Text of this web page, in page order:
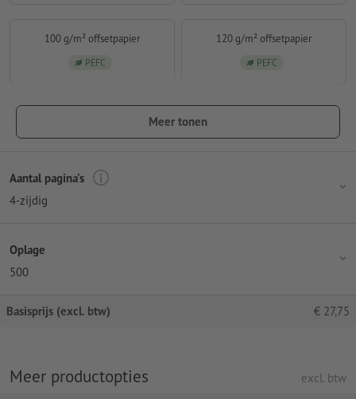
100 g/m² offsetpapier
PEFC
120 g/m² offsetpapier
PEFC
Meer tonen
Aantal pagina's
4-zijdig
Oplage
500
Basisprijs (excl. btw) € 27,75
Meer productopties excl. btw